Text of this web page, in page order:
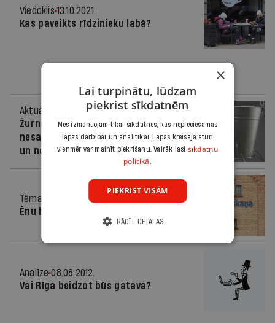
Viedoklis 13.10.2021.
Kas paveikts rīdzinieku labā?
Aktuāli
16.07.2020.
Žurnāls: Auditi Rīgā atklāj
nesaimnieciskumu, korupcijas riskus
un nolaistus īpašumus
Tēma
Ēnu būvēšana
Analīze 08.08.2012.
Vai Rīga beidzot būs gatava?
×
Lai turpinātu, lūdzam
piekrist sīkdatnēm
Mēs izmantojam tikai sīkdatnes, kas nepieciešamas
lapas darbībai un analītikai. Lapas kreisajā stūrī
vienmēr var mainīt piekrišanu. Vairāk lasi sīkdatņu
politikā.
PIEKRIST VISĀM
RĀDĪT DETAĻAS